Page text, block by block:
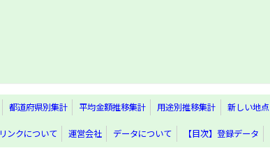
都道府県別集計 平均金額推移集計 用途別推移集計 新しい地点
リンクについて 運営会社 データについて 【目次】登録データ